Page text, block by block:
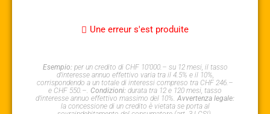
Une erreur s'est produite
Esempio:per un credito di CHF 10’000.– su 12 mesi, il tasso
d’interesse annuo effettivo varia tra il 4.5% e il 10%,
corrispondendo a un totale di interessi compreso tra CHF 246.–
e CHF 550.–. Condizioni: durata tra 12 e 120 mesi, tasso
d’interesse annuo effettivo massimo del 10%. Avvertenza legale:
la concessione di un credito è vietata se porta al